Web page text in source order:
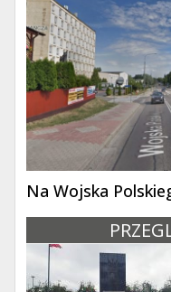
Na Wojska